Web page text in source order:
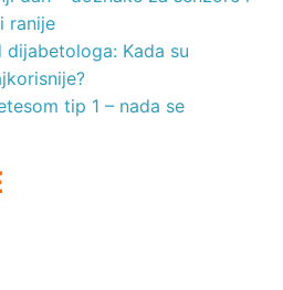
ranije
Kada su
tip 1 – nada se